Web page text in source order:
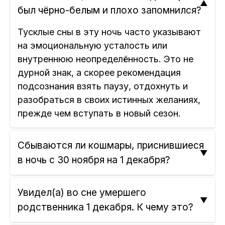
был чёрно-белым и плохо запомнился?
Тусклые сны в эту ночь часто указывают
на эмоциональную усталость или
внутреннюю неопределённость. Это не
дурной знак, а скорее рекомендация
подсознания взять паузу, отдохнуть и
разобраться в своих истинных желаниях,
прежде чем вступать в новый сезон.
Сбываются ли кошмары, приснившиеся
в ночь с 30 ноября на 1 декабря?
Увидел(а) во сне умершего
родственника 1 декабря. К чему это?